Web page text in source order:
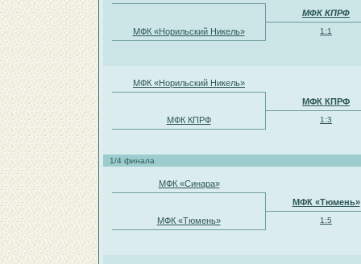
МФК КПРФ
МФК «Норильский Никель»
1:1
МФК «Норильский Никель»
МФК КПРФ
МФК КПРФ
1:3
1/4 финала
МФК «Синара»
МФК «Тюмень»
МФК «Тюмень»
1:5